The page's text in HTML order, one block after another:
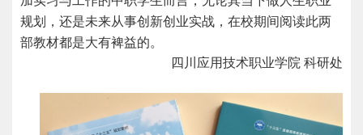
规划，还是未来从事创新创业实战，在校期间阅读此两
部教材都是大有裨益的。
四川应用技术职业学院 科研处